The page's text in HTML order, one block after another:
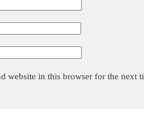
website in this browser for the next